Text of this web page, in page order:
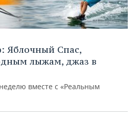
Яблочный Спас,
лыжам, джаз в
вместе с «Реальным